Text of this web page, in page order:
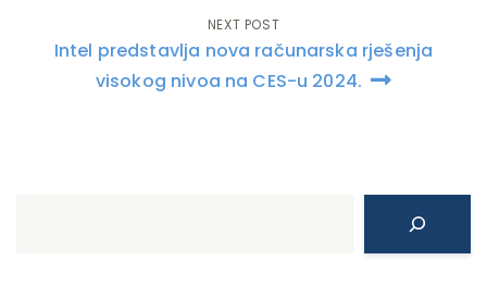
NEXT POST
Intel predstavlja nova računarska rješenja
visokog nivoa na CES-u 2024.